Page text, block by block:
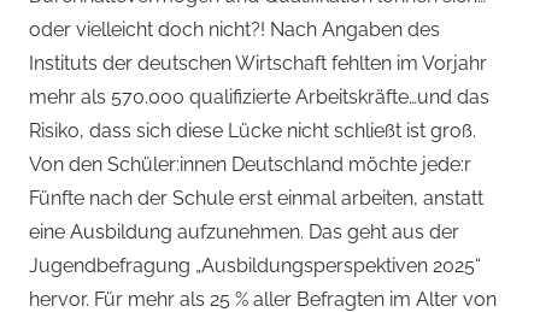
Juli
2025
med.
Stefan
Wagner,
MHBA
oder vielleicht doch nicht?! Nach Angaben des
Instituts der deutschen Wirtschaft fehlten im Vorjahr
mehr als 570.000 qualifizierte Arbeitskräfte…und das
Risiko, dass sich diese Lücke nicht schließt ist groß.
Von den Schüler:innen Deutschland möchte jede:r
Fünfte nach der Schule erst einmal arbeiten, anstatt
eine Ausbildung aufzunehmen. Das geht aus der
Jugendbefragung „Ausbildungsperspektiven 2025“
hervor. Für mehr als 25 % aller Befragten im Alter von